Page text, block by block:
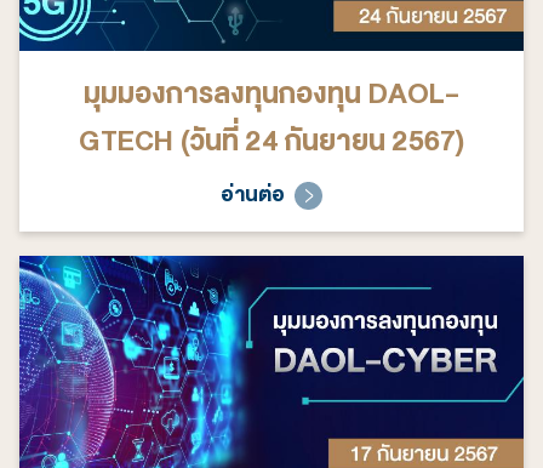
มุมมองการลงทุนกองทุน DAOL-
GTECH (วันที่ 24 กันยายน 2567)
อ่านต่อ